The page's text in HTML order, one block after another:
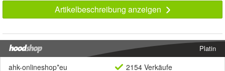
Artikelbeschreibung anzeigen
Platin
ahk-onlineshop*eu
2154 Verkäufe